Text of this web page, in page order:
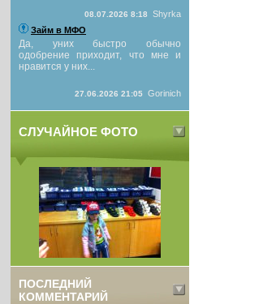
08.07.2026 8:18
Shyrka
Займ в МФО
Да, уних быстро обычно
одобрение приходит, что мне и
нравится у них...
27.06.2026 21:05 Gorinich
СЛУЧАЙНОЕ ФОТО
ПОСЛЕДНИЙ
КОММЕНТАРИЙ